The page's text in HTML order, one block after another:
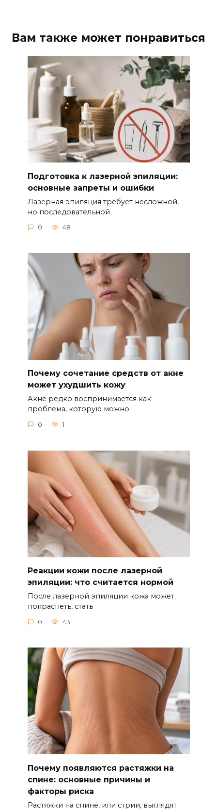
Вам также может понравиться
Подготовка к лазерной эпиляции:
основные запреты и ошибки
Лазерная эпиляция требует несложной,
но последовательной
0 48
Почему сочетание средств от акне
может ухудшить кожу
Акне редко воспринимается как
проблема, которую можно
0 1
Реакции кожи после лазерной
эпиляции: что считается нормой
После лазерной эпиляции кожа может
покраснеть, стать
0 43
Почему появляются растяжки на
спине: основные причины и
факторы риска
Растяжки на спине, или стрии, выглядят